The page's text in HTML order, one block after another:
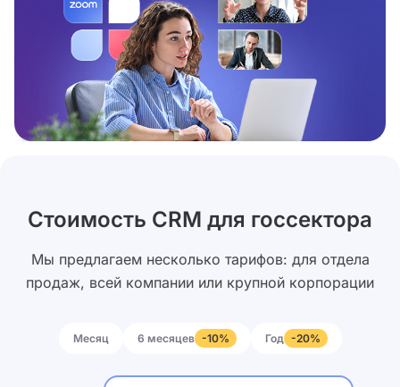
Стоимость CRM для госсектора
Мы предлагаем несколько тарифов: для отдела
продаж, всей компании или крупной корпорации
Месяц 6 месяцев -10% Год -20%